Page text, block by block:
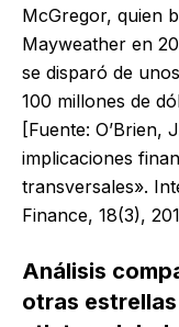
McGregor, quien
Mayweather en
se disparó de
100 millones de
[Fuente: O’Brien,
implicaciones
transversales».
Finance, 18(3),
Análisis
otras